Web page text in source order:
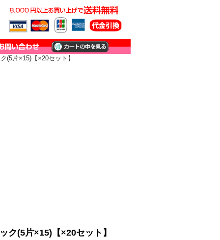
(5片×15)【×20セット】
ク(5片×15)【×20セット】